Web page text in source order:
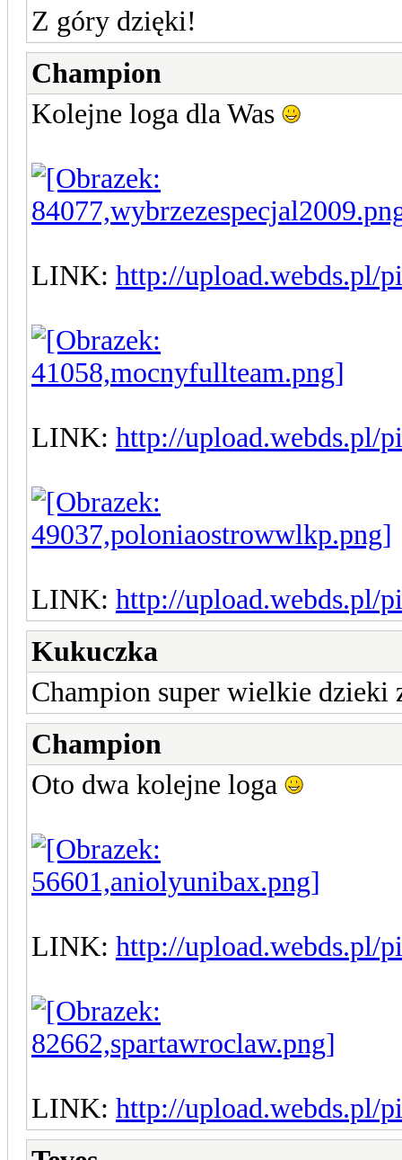
Z góry dzięki!
Champion
Kolejne loga dla Was
LINK: http://upload.webds.pl/
LINK: http://upload.webds.pl/
LINK: http://upload.webds.pl/
Kukuczka
Champion super wielkie dzieki
Champion
Oto dwa kolejne loga
LINK: http://upload.webds.pl/
LINK: http://upload.webds.pl/